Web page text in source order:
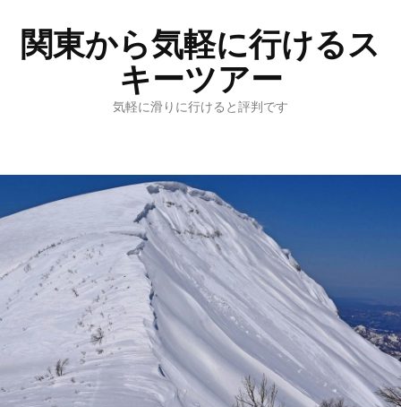
関東から気軽に行けるス
キーツアー
気軽に滑りに行けると評判です